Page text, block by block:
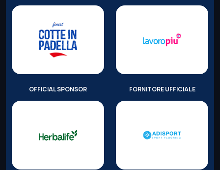
OFFICIAL SPONSOR FORNITORE UFFICIALE